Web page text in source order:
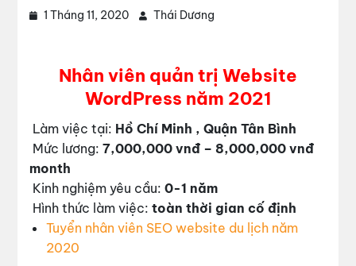
1 Tháng 11, 2020 Thái Dương
Nhân viên quản trị Website
WordPress năm 2021
Làm việc tại: Hồ Chí Minh , Quận Tân Bình
Mức lương:7,000,000 vnđ – 8,000,000 vnđ
month
Kinh nghiệm yêu cầu:0-1 năm
Hình thức làm việc:toàn thời gian cố định
Tuyển nhân viên SEO website du lịch năm
2020